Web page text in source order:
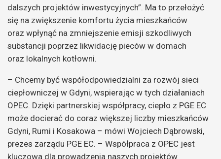
dalszych projektów inwestycyjnych”. Ma to przełożyć
się na zwiększenie komfortu życia mieszkańców
oraz wpłynąć na zmniejszenie emisji szkodliwych
substancji poprzez likwidację pieców w domach
oraz lokalnych kotłowni.
– Chcemy być współodpowiedzialni za rozwój sieci
ciepłowniczej w Gdyni, wspierając w tych działaniach
OPEC. Dzięki partnerskiej współpracy, ciepło z PGE EC
może docierać do coraz większej liczby mieszkańców
Gdyni, Rumi i Kosakowa – mówi Wojciech Dąbrowski,
prezes zarządu PGE EC. – Współpraca z OPEC jest
kluczowa dla prowadzenia naszych projektów